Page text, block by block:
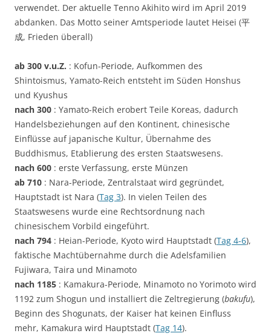
verwendet. Der aktuelle Tenno Akihito wird im April 2019
abdanken. Das Motto seiner Amtsperiode lautet Heisei (平
成, Frieden überall)
ab 300 v.u.Z. : Kofun-Periode, Aufkommen des
Shintoismus, Yamato-Reich entsteht im Süden Honshus
und Kyushus
nach 300 : Yamato-Reich erobert Teile Koreas, dadurch
Handelsbeziehungen auf den Kontinent, chinesische
Einflüsse auf japanische Kultur, Übernahme des
Buddhismus, Etablierung des ersten Staatswesens.
nach 600 : erste Verfassung, erste Münzen
ab 710 : Nara-Periode, Zentralstaat wird gegründet,
Hauptstadt ist Nara (Tag 3). In vielen Teilen des
Staatswesens wurde eine Rechtsordnung nach
chinesischem Vorbild eingeführt.
nach 794 : Heian-Periode, Kyoto wird Hauptstadt (Tag 4-6),
faktische Machtübernahme durch die Adelsfamilien
Fujiwara, Taira und Minamoto
nach 1185 : Kamakura-Periode, Minamoto no Yorimoto wird
1192 zum Shogun und installiert die Zeltregierung (bakufu),
Beginn des Shogunats, der Kaiser hat keinen Einfluss
mehr, Kamakura wird Hauptstadt (Tag 14).